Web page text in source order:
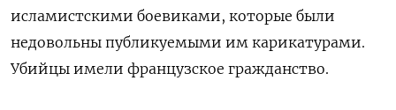
исламистскими боевиками, которые были
недовольны публикуемыми им карикатурами.
Убийцы имели французское гражданство.